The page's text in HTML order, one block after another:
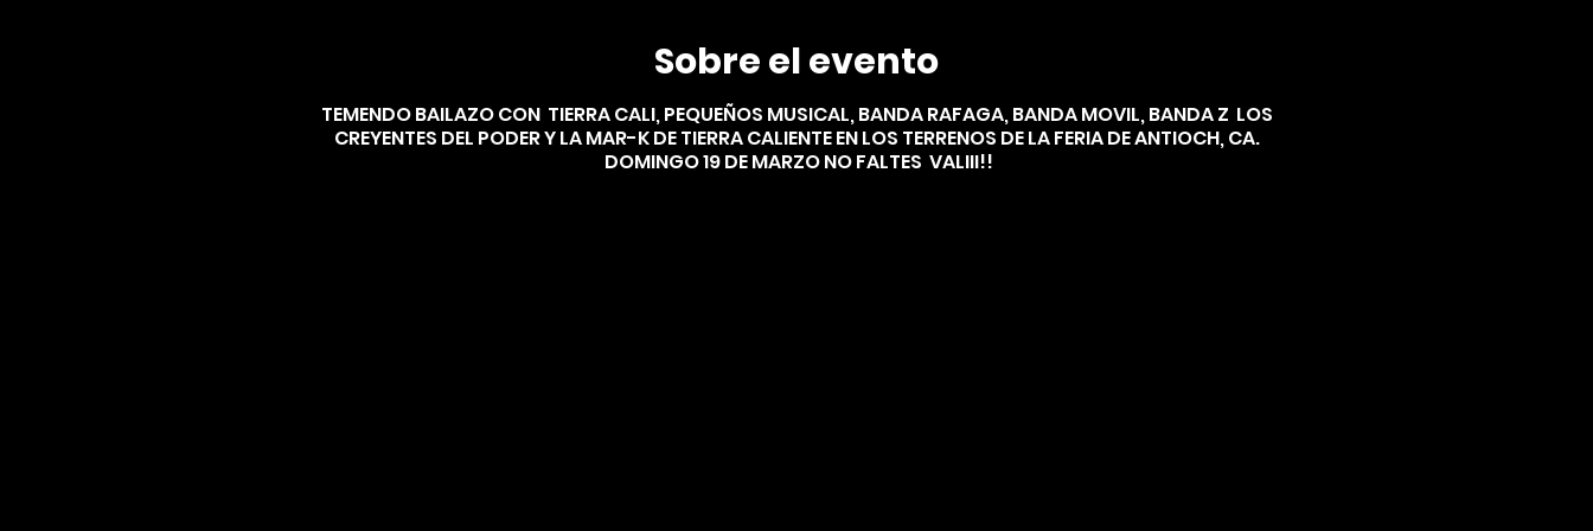
Sobre el evento
TEMENDO BAILAZO CON TIERRA CALI, PEQUEÑOS MUSICAL, BANDA RAFAGA, BANDA MOVIL, BANDA Z LOS
CREYENTES DEL PODER Y LA MAR-K DE TIERRA CALIENTE EN LOS TERRENOS DE LA FERIA DE ANTIOCH, CA.
DOMINGO 19 DE MARZO NO FALTES VALIII!!